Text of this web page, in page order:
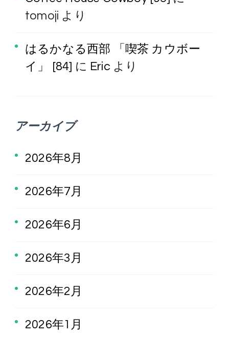
tomoji より
はるかなる西部 「喫茶 カウボー
イ」 [84] に Eric より
アーカイブ
2026年8月
2026年7月
2026年6月
2026年3月
2026年2月
2026年1月